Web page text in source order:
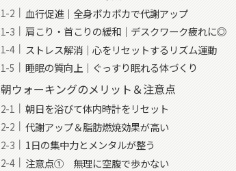
血行促進｜全身ポカポカで代謝アップ
肩こり・首こりの緩和｜デスクワーク疲れに◎
ストレス解消｜心をリセットするリズム運動
睡眠の質向上｜ぐっすり眠れる体づくり
朝ウォーキングのメリット＆注意点
朝日を浴びて体内時計をリセット
代謝アップ＆脂肪燃焼効果が高い
1日の集中力とメンタルが整う
注意点① 無理に空腹で歩かない